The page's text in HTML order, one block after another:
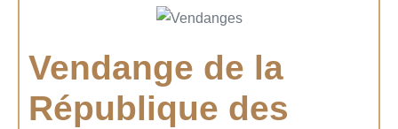
Vendange de la
République des